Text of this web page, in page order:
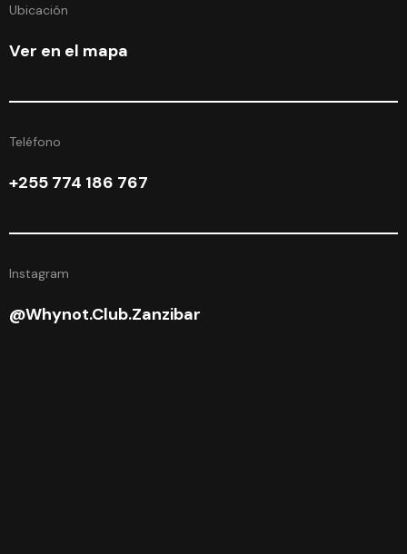
Ubicación
Ver en el mapa
Teléfono
+255 774 186 767
Instagram
@whynot.club.zanzibar